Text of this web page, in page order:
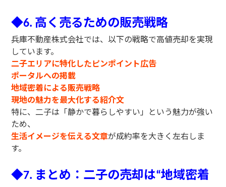
◆6. 高く売るための販売戦略
兵庫不動産株式会社では、以下の戦略で高値売却を実現
しています。
二子エリアに特化したピンポイント広告
ポータルへの掲載
地域密着による販売戦略
現地の魅力を最大化する紹介文
特に、二子は「静かで暮らしやすい」という魅力が強い
ため、
生活イメージを伝える文章が成約率を大きく左右しま
す。
◆7. まとめ：二子の売却は“地域密着